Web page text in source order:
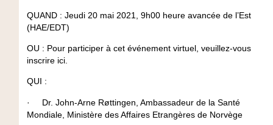
QUAND: Jeudi 20 mai 2021, 9h00 heure avancée de l’Est
(HAE/EDT)
OU : Pour participer à cet événement virtuel, veuillez-vous
inscrire ici.
QUI :
· Dr. John-Arne Røttingen , Ambassadeur de la Santé
Mondiale, Ministère des Affaires Etrangères de Norvège